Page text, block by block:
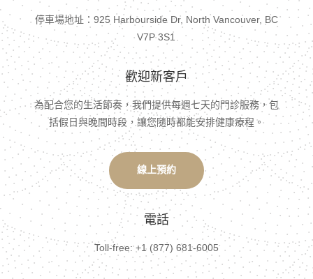
停車場地址：925 Harbourside Dr, North Vancouver, BC
V7P 3S1
歡迎新客戶
為配合您的生活節奏，我們提供每週七天的門診服務，包
括假日與晚間時段，讓您隨時都能安排健康療程。
線上預約
電話
Toll-free: +1 (877) 681-6005